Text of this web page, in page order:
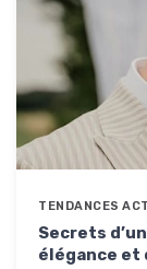
TENDANCES
Secrets
élégance et